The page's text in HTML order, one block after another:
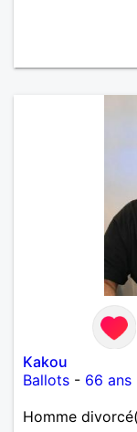
Kakou
Ballots - 66 ans
Homme